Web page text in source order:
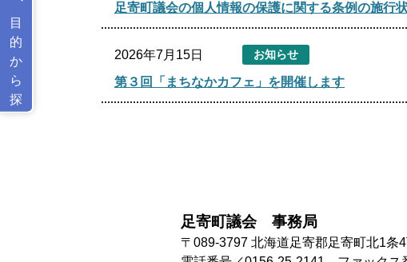
足寄町議会の個人情報の保護に関する条例の施行
2026年7月15日 お知らせ
第３回「まちなかカフェ」を開催します
足寄町議会 事務局
〒089-3797 北海道足寄郡足寄町北1条
目
的
か
ら
探